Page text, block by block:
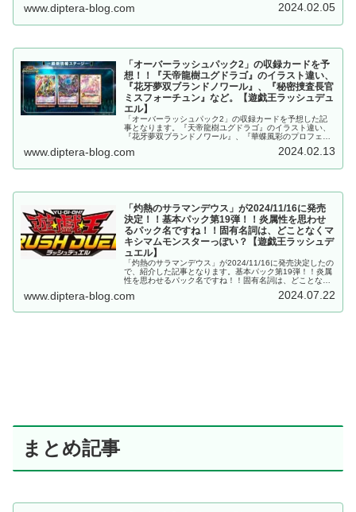
www.diptera-blog.com 2024.02.05
「オーバーラッシュパック2」の収録カードを予
想！！『天帝龍樹ユグドラゴ』のイラスト違い、
『花牙夢双ブランドノワール』、『秘密捜査長官
ミスフォーチュン』など。【遊戯王ラッシュデュ
エル】
「オーバーラッシュパック2」の収録カードを予想した記
事となります。『天帝龍樹ユグドラゴ』のイラスト違い、
『花牙夢双ブランドノワール』、『華蝶風彩のプロフェシ
www.diptera-blog.com 2024.02.13
「灼熱のサラマンデウス」が2024/11/16に発売
決定！！基本パック第19弾！！炎属性を思わせ
るパック名ですね！！固有名詞は、どことなくマ
キシマムモンスターっぽい？【遊戯王ラッシュデ
ュエル】
「灼熱のサラマンデウス」が2024/11/16に発売決定したの
で、紹介した記事となります。基本パック第19弾！！炎属
性を思わせるパック名ですね！！固有名詞は、どことなく
ル】
www.diptera-blog.com 2024.07.22
まとめ記事